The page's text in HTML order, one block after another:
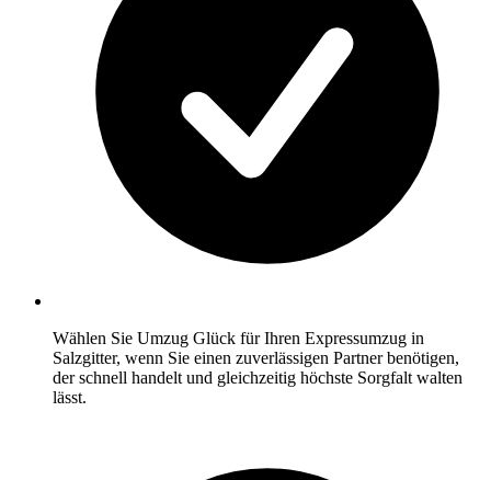
Wählen Sie Umzug Glück für Ihren Expressumzug in
Salzgitter, wenn Sie einen zuverlässigen Partner benötigen,
der schnell handelt und gleichzeitig höchste Sorgfalt walten
lässt.